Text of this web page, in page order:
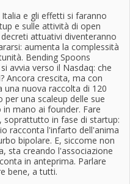
e gli effetti si faranno
e sulle attività di open
attuativi diventeranno
aumenta la complessità
Bending Spoons
avvia verso il Nasdaq: che
Ancora crescita, ma con
una nuova raccolta di 120
una scaleup delle sue
mano ai founder. Fare
soprattutto in fase di startup:
racconta l'infarto dell'anima
bipolare. E, siccome non
sta creando l'associazione
in anteprima. Parlare
bene, a tutti.